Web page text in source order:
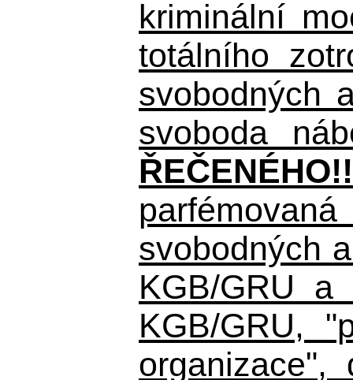
kriminální
totálního
svobodných
svoboda
svobodných
KGB/GRU
KGB/GRU,
organizace",